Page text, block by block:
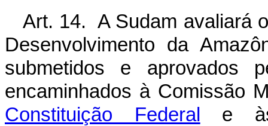
Art. 14. A Sudam avaliará
Desenvolvimento da
submetidos e aprovados
encaminhados à Comissão
Constituição Federal e às